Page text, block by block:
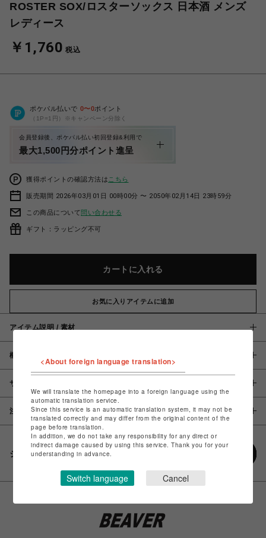
ROSTER SOX/ロスターソックス 日本酒 メンズ
レディース
￥1,760 税込
ポケパル払いで 0〜0ポイント
（1P=1円）※キャンペーン分除く
会員登録後、ポケパル払い初回登録&利用で
最大1,500円分ポイント進呈
獲得ポイントの確認方法は こちら
販売期間 2026年03月01日 00時00分 〜 2050年02月14日 23時59分
この商品について問い合わせる
ギフト：ラッピング不可
カートに入れる
お気に入りアイテムに追加
アイテム説明 / 素材
概要
サイズ
注意事項
シェアする
<About foreign language translation>
We will translate the homepage into a foreign language using the
automatic translation service.
Since this service is an automatic translation system, it may not be
translated correctly and may differ from the original content of the
page before translation.
In addition, we do not take any responsibility for any direct or
indirect damage caused by using this service. Thank you for your
understanding in advance.
Switch language Cancel